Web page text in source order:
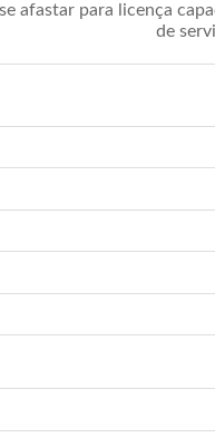
afastar para licença
de